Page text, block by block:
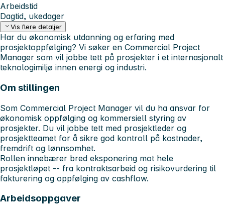
Arbeidstid
Dagtid, ukedager
Vis flere detaljer
Har du økonomisk utdanning og erfaring med
prosjektoppfølging? Vi søker en Commercial Project
Manager som vil jobbe tett på prosjekter i et internasjonalt
teknologimiljø innen energi og industri.
Om stillingen
Som Commercial Project Manager vil du ha ansvar for
økonomisk oppfølging og kommersiell styring av
prosjekter. Du vil jobbe tett med prosjektleder og
prosjektteamet for å sikre god kontroll på kostnader,
fremdrift og lønnsomhet.
Rollen innebærer bred eksponering mot hele
prosjektløpet -- fra kontraktsarbeid og risikovurdering til
fakturering og oppfølging av cashflow.
Arbeidsoppgaver